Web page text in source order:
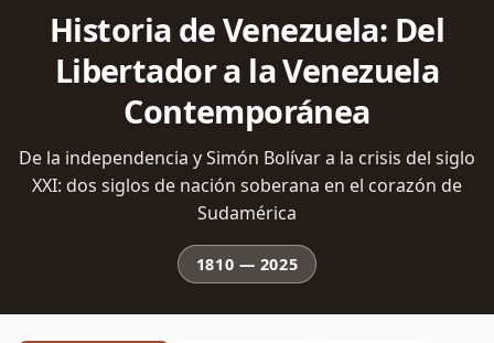
Historia de Venezuela: Del
Libertador a la Venezuela
Contemporánea
De la independencia y Simón Bolívar a la crisis del siglo
XXI: dos siglos de nación soberana en el corazón de
Sudamérica
1810 — 2025